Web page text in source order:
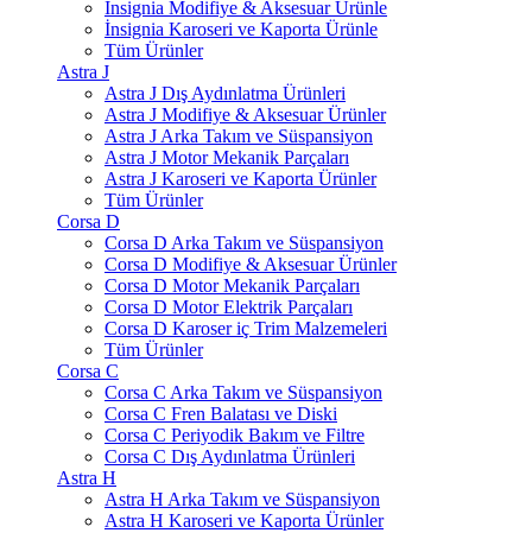
İnsignia Modifiye & Aksesuar Ürünle
İnsignia Karoseri ve Kaporta Ürünle
Tüm Ürünler
Astra J
Astra J Dış Aydınlatma Ürünleri
Astra J Modifiye & Aksesuar Ürünler
Astra J Arka Takım ve Süspansiyon
Astra J Motor Mekanik Parçaları
Astra J Karoseri ve Kaporta Ürünler
Tüm Ürünler
Corsa D
Corsa D Arka Takım ve Süspansiyon
Corsa D Modifiye & Aksesuar Ürünler
Corsa D Motor Mekanik Parçaları
Corsa D Motor Elektrik Parçaları
Corsa D Karoser iç Trim Malzemeleri
Tüm Ürünler
Corsa C
Corsa C Arka Takım ve Süspansiyon
Corsa C Fren Balatası ve Diski
Corsa C Periyodik Bakım ve Filtre
Corsa C Dış Aydınlatma Ürünleri
Astra H
Astra H Arka Takım ve Süspansiyon
Astra H Karoseri ve Kaporta Ürünler